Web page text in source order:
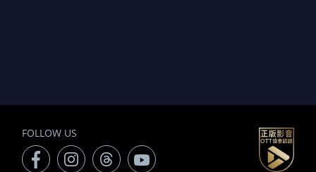
FOLLOW US